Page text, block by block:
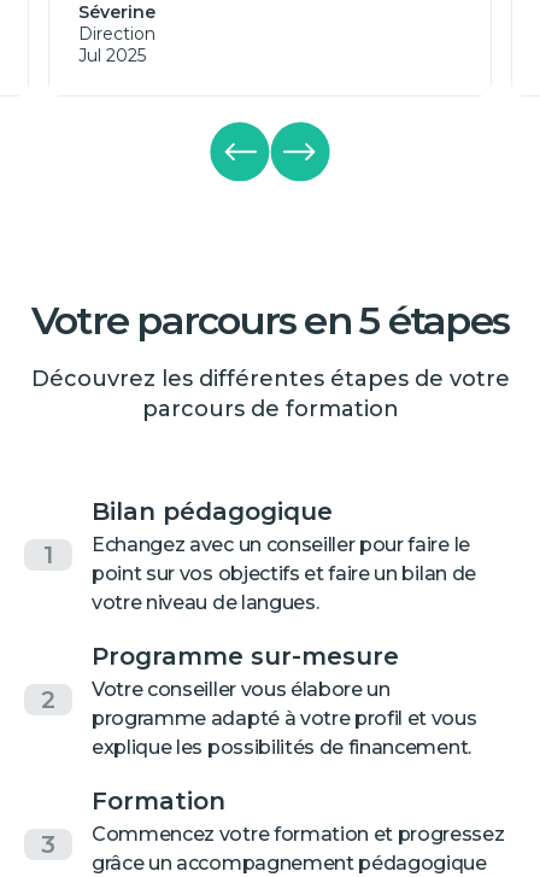
Séverine
Direction
Jul 2025
Votre parcours en 5 étapes
Découvrez les différentes étapes de votre
parcours de formation
1
Bilan pédagogique
Echangez avec un conseiller pour faire le
point sur vos objectifs et faire un bilan de
votre niveau de langues.
2
Programme sur-mesure
Votre conseiller vous élabore un
programme adapté à votre profil et vous
explique les possibilités de financement.
3
Formation
Commencez votre formation et progressez
grâce un accompagnement pédagogique